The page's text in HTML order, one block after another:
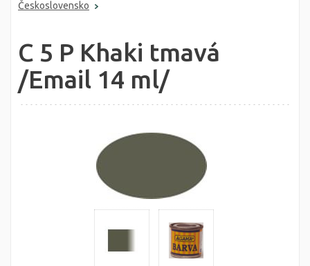
Československo
C 5 P Khaki tmavá
/Email 14 ml/